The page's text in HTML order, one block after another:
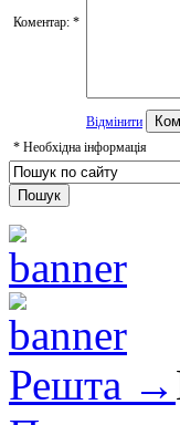
Коментар: *
Відмінити
* Необхідна інформація
Решта →